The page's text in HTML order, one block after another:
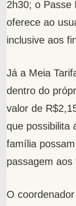
2h30; o Passe
oferece ao
inclusive aos
Já a Meia
dentro do
valor de
que possibilita
família
passagem
O